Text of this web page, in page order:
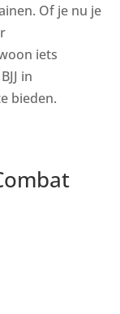
Of je nu je
iets
in
bieden.